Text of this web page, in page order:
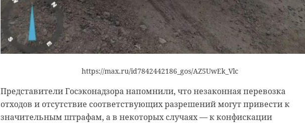
https://max.ru/id7842442186_gos/AZ5UwEk_Vlc
Представители Госэконадзора напомнили, что незаконная перевозка
отходов и отсутствие соответствующих разрешений могут привести к
значительным штрафам, а в некоторых случаях — к конфискации